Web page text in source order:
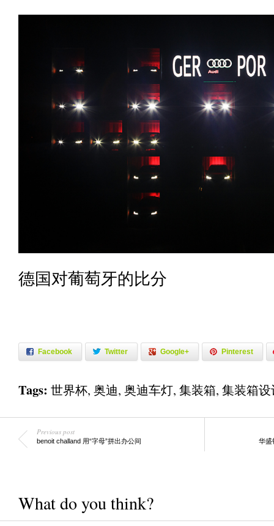
德国对葡萄牙的比分
Facebook Twitter Google+ Pinterest
Tags: 世界杯, 奥迪, 奥迪车灯, 集装箱, 集装箱设
Previous post
benoit challand 用“字母”拼出办公间 华盛
What do you think?